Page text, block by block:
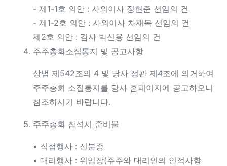
- 제1-1호 의안 : 사외이사 정현준 선임의 건
- 제1-2호 의안 : 사외이사 차재목 선임의 건
제2호 의안 : 감사 박신용 선임의 건
주주총회소집통지 및 공고사항
상법 제542조의 4 및 당사 정관 제4조에 의거하여
주주총회 소집통지를 당사 홈페이지에 공고하오니
참조하시기 바랍니다.
주주총회 참석시 준비물
• 직접행사 : 신분증
• 대리행사 : 위임장(주주와 대리인의 인적사항